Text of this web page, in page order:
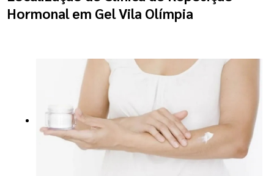
Hormonal em Gel Vila Olímpia